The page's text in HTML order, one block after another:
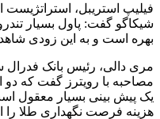
شیکاگو گفت: پاول بسیار
بهره است و به این زودی
مری دالی، رئیس بانک فدرال
مصاحبه با رویترز گفت که
یک پیش بینی بسیار معقول
هزینه فرصت نگهداری طلا را